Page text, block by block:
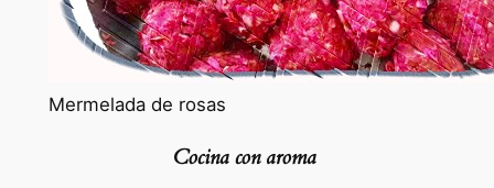
Mermelada de rosas
Cocina con aroma